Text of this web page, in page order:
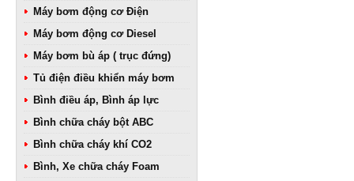
Máy bơm động cơ Điện
Máy bơm động cơ Diesel
Máy bơm bù áp ( trục đứng)
Tủ điện điều khiển máy bơm
Bình điều áp, Bình áp lực
Bình chữa cháy bột ABC
Bình chữa cháy khí CO2
Bình, Xe chữa cháy Foam